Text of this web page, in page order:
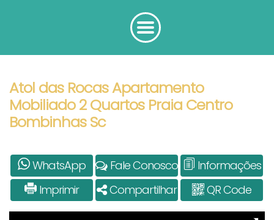
Atol das Rocas Apartamento
Mobiliado 2 Quartos Praia Centro
Bombinhas Sc
WhatsApp Fale Conosco
Informações
Imprimir
Compartilhar QR Code